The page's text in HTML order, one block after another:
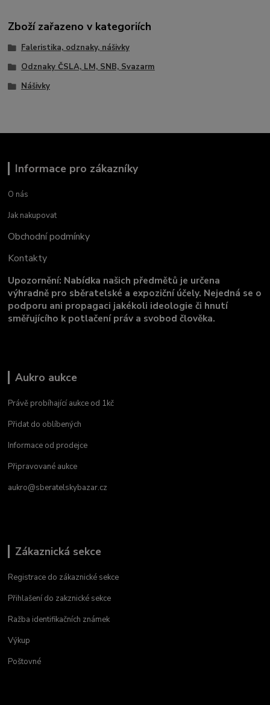
Zboží zařazeno v kategoriích
Faleristika, odznaky, nášivky
Odznaky ČSLA, LM, SNB, Svazarm
Nášivky
Informace pro zákazníky
O nás
Jak nakupovat
Obchodní podmínky
Kontakty
Upozornění: Nabídka našich předmětů je určena
výhradně pro sběratelské a expoziční účely. Nejedná se o
podporu ani propagaci jakékoli ideologie či hnutí
směřujícího k potlačení práv a svobod člověka.
Aukro aukce
Právě probíhající aukce od 1kč
Přidat do oblíbených
Informace od prodejce
Připravované aukce
aukro@sberatelskybazar.cz
Zákaznická sekce
Registrace do zákaznické sekce
Přihlašení do zakznické sekce
Ražba identifikačních známek
Výkup
Poštovné